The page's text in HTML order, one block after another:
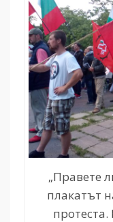
„Правете
плакатът